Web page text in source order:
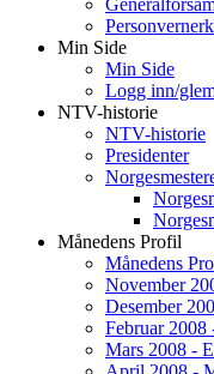
Min Side
Min Side
Logg inn/
NTV-historie
NTV-historie
Presidenter
Månedens Profil
Månedens
November
Desember
Februar 2008
Mars 2008 -